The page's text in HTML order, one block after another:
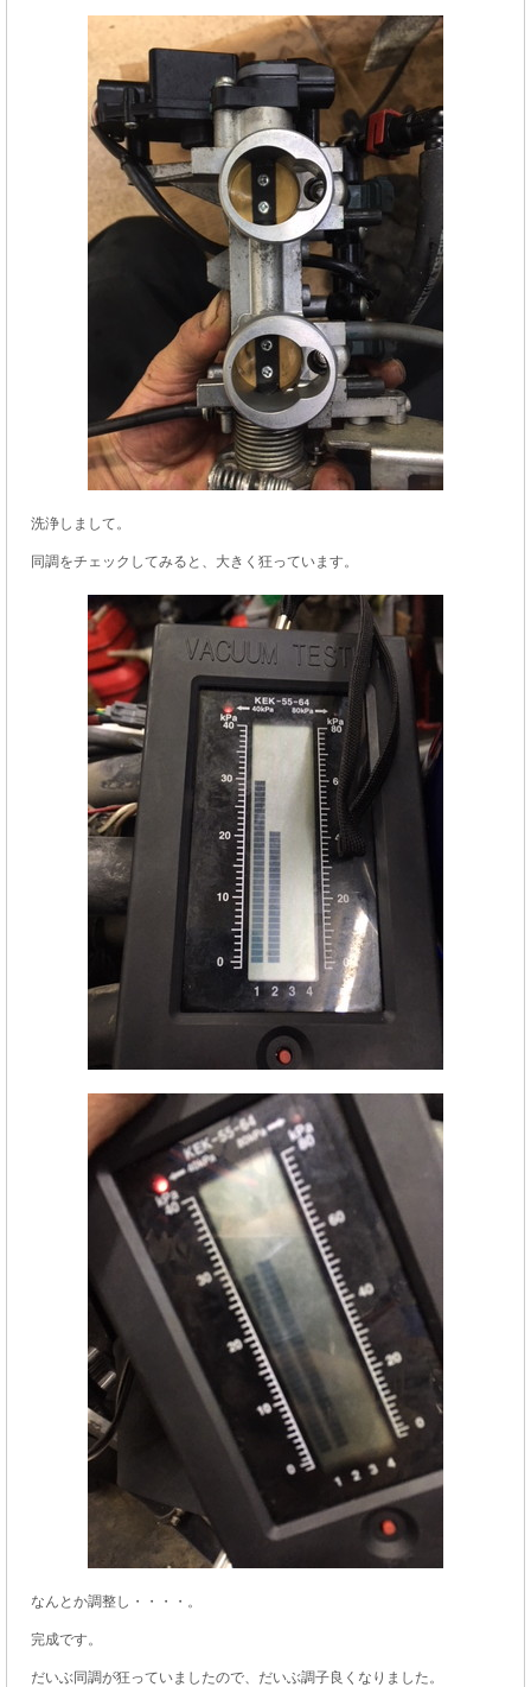
洗浄しまして。
同調をチェックしてみると、大きく狂っています。
なんとか調整し・・・・。
完成です。
だいぶ同調が狂っていましたので、だいぶ調子良くなりました。